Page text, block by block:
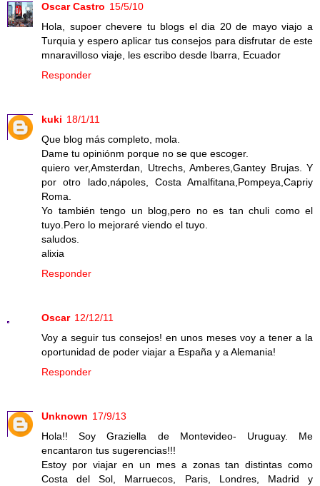
Oscar Castro 15/5/10
Hola, supoer chevere tu blogs el dia 20 de mayo viajo a
Turquia y espero aplicar tus consejos para disfrutar de este
mnaravilloso viaje, les escribo desde Ibarra, Ecuador
Responder
kuki 18/1/11
Que blog más completo, mola.
Dame tu opiniónm porque no se que escoger.
quiero ver,Amsterdan, Utrechs, Amberes,Gantey Brujas. Y
por otro lado,nápoles, Costa Amalfitana,Pompeya,Capriy
Roma.
Yo también tengo un blog,pero no es tan chuli como el
tuyo.Pero lo mejoraré viendo el tuyo.
saludos.
alixia
Responder
Oscar 12/12/11
Voy a seguir tus consejos! en unos meses voy a tener a la
oportunidad de poder viajar a España y a Alemania!
Responder
Unknown 17/9/13
Hola!! Soy Graziella de Montevideo- Uruguay. Me
encantaron tus sugerencias!!!
Estoy por viajar en un mes a zonas tan distintas como
Costa del Sol, Marruecos, Paris, Londres, Madrid y